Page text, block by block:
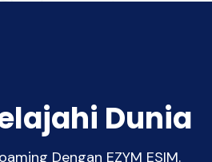
Dunia
Dengan EZYM ESIM.